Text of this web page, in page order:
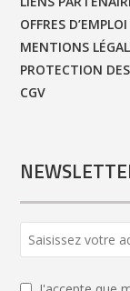
OFFRES D’EMPLOI
MENTIONS
PROTECTION
CGV